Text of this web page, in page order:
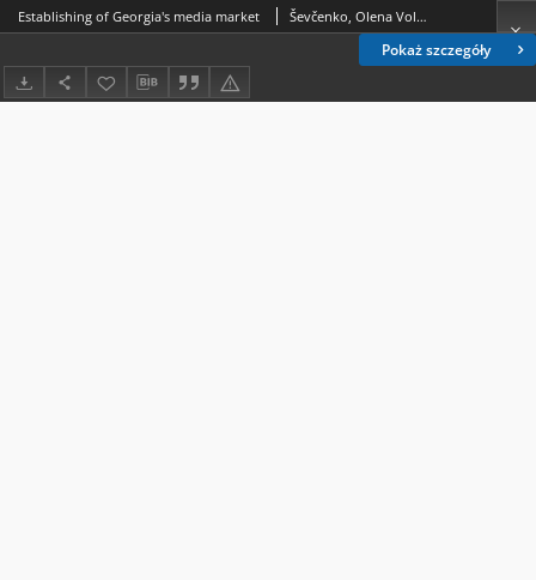
Pokaż szczegóły
Establishing of Georgia's media market Ševčenko, Olena Volodimirìvna; Ševčenko, Anna